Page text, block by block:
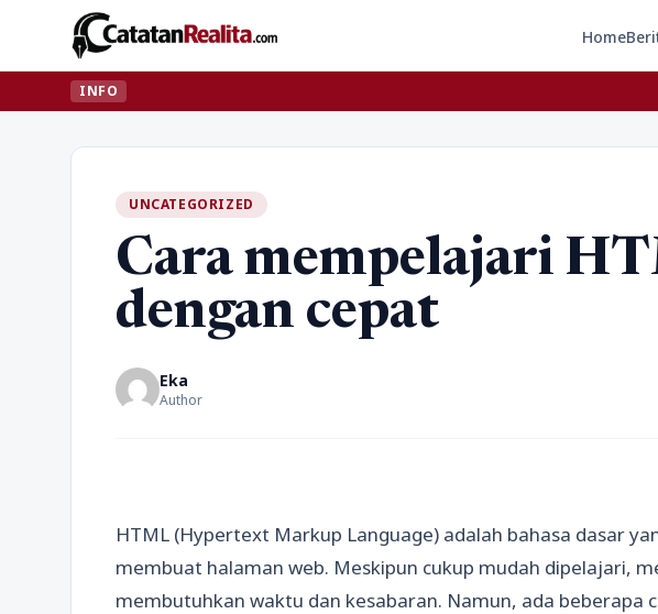
Home
INFO
UNCATEGORIZED
Cara mempelajari
dengan cepat
Eka
Author
HTML (Hypertext Markup Language) adalah bahasa dasar
membuat halaman web. Meskipun cukup mudah dipelajari,
membutuhkan waktu dan kesabaran. Namun, ada beberapa